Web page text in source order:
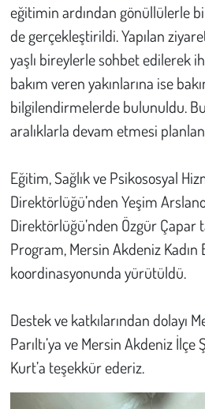
eğitimin ardından gönüllülerle
de gerçekleştirildi. Yapılan
yaşlı bireylerle sohbet edilerek
bakım veren yakınlarına ise
bilgilendirmelerde bulunuldu.
aralıklarla devam etmesi
Eğitim, Sağlık ve Psikososyal
Direktörlüğü’nden Yeşim
Direktörlüğü’nden Özgür Çapar
Program, Mersin Akdeniz Kadın
koordinasyonunda yürütüldü.
Destek ve katkılarından dolayı
Parıltı’ya ve Mersin Akdeniz İlçe
Kurt’a teşekkür ederiz.